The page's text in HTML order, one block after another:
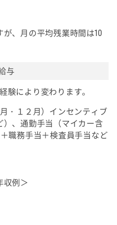
、月の平均残業時間は10
与
により変わります。
・１２月）インセンティブ
）、通勤手当（マイカー含
職務手当＋検査員手当など
収例＞